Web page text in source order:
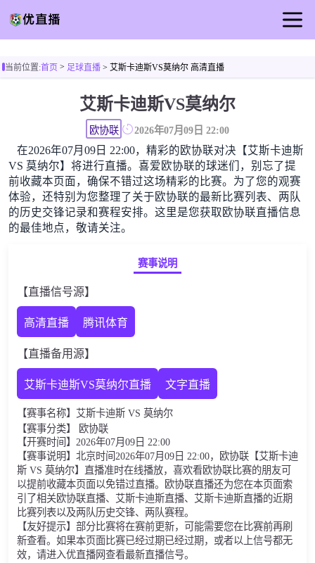
足球新闻
当前位置:首页> 足球直播> 艾斯卡迪斯VS莫纳尔 高清直播
艾斯卡迪斯VS莫纳尔
欧协联 2026年07月09日 22:00
在2026年07月09日 22:00，精彩的欧协联对决【艾斯卡迪斯
VS 莫纳尔】将进行直播。喜爱欧协联的球迷们，别忘了提
前收藏本页面，确保不错过这场精彩的比赛。为了您的观赛
体验，还特别为您整理了关于欧协联的最新比赛列表、两队
的历史交锋记录和赛程安排。这里是您获取欧协联直播信息
的最佳地点，敬请关注。
赛事说明
【直播信号源】
高清直播 腾讯体育
【直播备用源】
艾斯卡迪斯VS莫纳尔直播 文字直播
【赛事名称】艾斯卡迪斯 VS 莫纳尔
【赛事分类】 欧协联
【开赛时间】2026年07月09日 22:00
【赛事说明】北京时间2026年07月09日 22:00，欧协联【艾斯卡迪
斯 VS 莫纳尔】直播准时在线播放，喜欢看欧协联比赛的朋友可
以提前收藏本页面以免错过直播。欧协联直播还为您在本页面索
引了相关欧协联直播、艾斯卡迪斯直播、艾斯卡迪斯直播的近期
比赛列表以及两队历史交锋、两队赛程。
【友好提示】部分比赛将在赛前更新，可能需要您在比赛前再刷
新查看。如果本页面比赛已经过期已经过期，或者以上信号都无
效，请进入优直播网查看最新直播信号。